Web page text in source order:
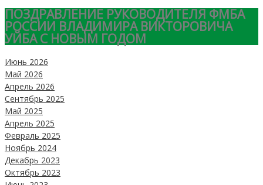
ПОЗДРАВЛЕНИЕ РУКОВОДИТЕЛЯ ФМБА
РОССИИ ВЛАДИМИРА ВИКТОРОВИЧА
УЙБА С НОВЫМ ГОДОМ
Июнь 2026
Май 2026
Апрель 2026
Сентябрь 2025
Май 2025
Апрель 2025
Февраль 2025
Ноябрь 2024
Декабрь 2023
Октябрь 2023